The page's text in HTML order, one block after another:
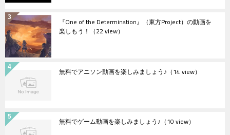
『One of the Determination』（東方Project）の動画を
楽しもう！ （22 view）
無料でアニソン動画を楽しみましょう♪ （14 view）
無料でゲーム動画を楽しみましょう♪ （10 view）